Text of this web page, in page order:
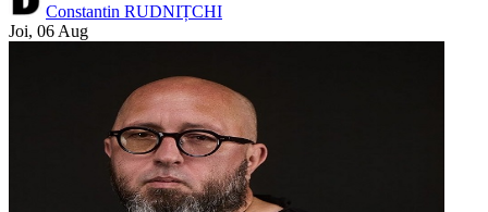
Constantin RUDNIȚCHI
Joi, 06 Aug